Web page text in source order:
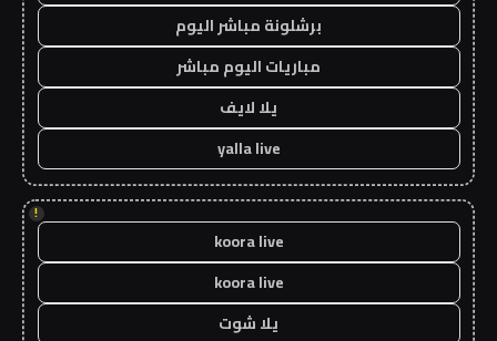
برشلونة مباشر اليوم
مباريات اليوم مباشر
يلا لايف
yalla live
!
koora live
koora live
يلا شوت